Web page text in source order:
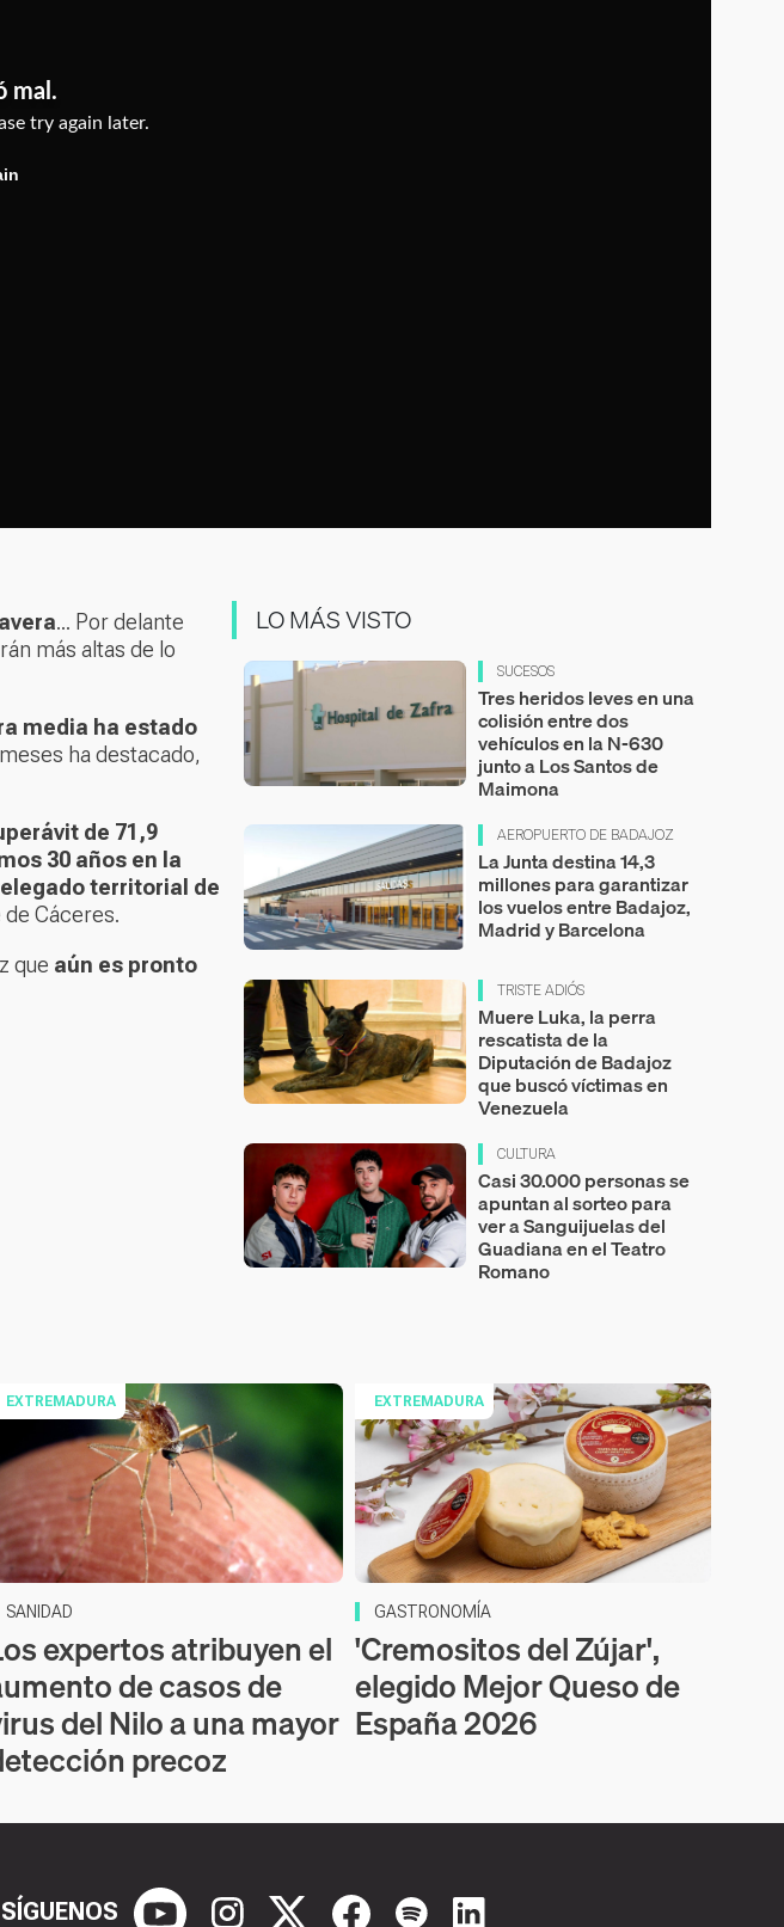
... Por delante
más altas de lo
media ha estado
ha destacado,
de 71,9
30 años en la
territorial de
Cáceres.
que aún es pronto
LO MÁS VISTO
SUCESOS
Tres heridos leves en una
colisión entre dos
vehículos en la N-630
junto a Los Santos de
Maimona
AEROPUERTO DE BADAJOZ
La Junta destina 14,3
millones para garantizar
los vuelos entre Badajoz,
Madrid y Barcelona
TRISTE ADIÓS
Muere Luka, la perra
rescatista de la
Diputación de Badajoz
que buscó víctimas en
Venezuela
CULTURA
Casi 30.000 personas se
apuntan al sorteo para
ver a Sanguijuelas del
Guadiana en el Teatro
Romano
EXTREMADURA
SANIDAD
expertos atribuyen el
de casos de
del Nilo a una mayor
precoz
EXTREMADURA
GASTRONOMÍA
'Cremositos del Zújar',
elegido Mejor Queso de
España 2026
SÍGUENOS